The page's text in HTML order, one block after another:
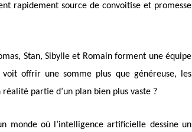
rapidement source de convoitise et promesse
Stan, Sibylle et Romain forment une équipe
offrir une somme plus que généreuse, les
partie d’un plan bien plus vaste ?
monde où l’intelligence artificielle dessine un